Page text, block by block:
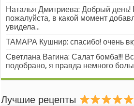
Наталья Дмитриева: Добрый день!
пожалуйста, в какой момент
увидела...
ТАМАРА Кушнир: спасибо! очень
Светлана Вагина: Салат бомба!!!
подобрано, я правда немного
Лучшие рецепты